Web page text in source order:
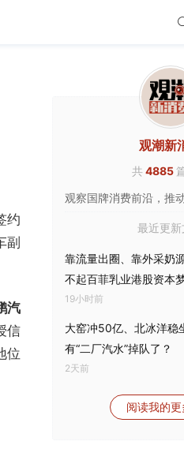
约
副
汽
信
位
观潮新
共4885
观察国牌消费前沿，推
最近更新
靠流量出圈、靠外采奶
不起百菲乳业港股资本
19小时前
大窑冲50亿、北冰洋稳
有“二厂汽水”掉队了？
2天前
阅读我的